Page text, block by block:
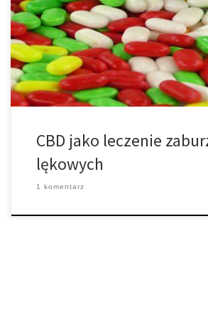
przypadku zaburzeń lękowych oraz
przeprowadzono co prawda na
CBD zwiększa transmisję 5-HT1A, a zatem
serotoninę niż inne dostępne leki.
CBD jako leczenie
lękowych
1 komentarz